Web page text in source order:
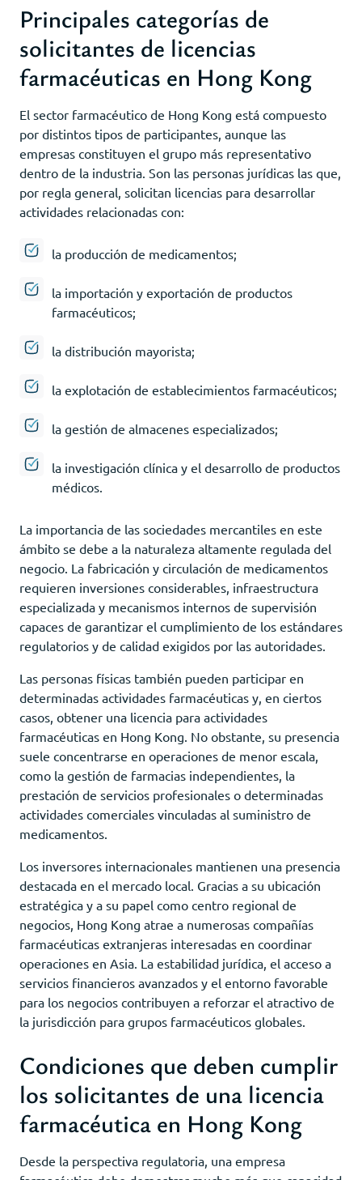
Principales categorías de
solicitantes de licencias
farmacéuticas en Hong Kong
El sector farmacéutico de Hong Kong está compuesto
por distintos tipos de participantes, aunque las
empresas constituyen el grupo más representativo
dentro de la industria. Son las personas jurídicas las que,
por regla general, solicitan licencias para desarrollar
actividades relacionadas con:
la producción de medicamentos;
la importación y exportación de productos
farmacéuticos;
la distribución mayorista;
la explotación de establecimientos farmacéuticos;
la gestión de almacenes especializados;
la investigación clínica y el desarrollo de productos
médicos.
La importancia de las sociedades mercantiles en este
ámbito se debe a la naturaleza altamente regulada del
negocio. La fabricación y circulación de medicamentos
requieren inversiones considerables, infraestructura
especializada y mecanismos internos de supervisión
capaces de garantizar el cumplimiento de los estándares
regulatorios y de calidad exigidos por las autoridades.
Las personas físicas también pueden participar en
determinadas actividades farmacéuticas y, en ciertos
casos, obtener una licencia para actividades
farmacéuticas en Hong Kong. No obstante, su presencia
suele concentrarse en operaciones de menor escala,
como la gestión de farmacias independientes, la
prestación de servicios profesionales o determinadas
actividades comerciales vinculadas al suministro de
medicamentos.
Los inversores internacionales mantienen una presencia
destacada en el mercado local. Gracias a su ubicación
estratégica y a su papel como centro regional de
negocios, Hong Kong atrae a numerosas compañías
farmacéuticas extranjeras interesadas en coordinar
operaciones en Asia. La estabilidad jurídica, el acceso a
servicios financieros avanzados y el entorno favorable
para los negocios contribuyen a reforzar el atractivo de
la jurisdicción para grupos farmacéuticos globales.
Condiciones que deben cumplir
los solicitantes de una licencia
farmacéutica en Hong Kong
Desde la perspectiva regulatoria, una empresa